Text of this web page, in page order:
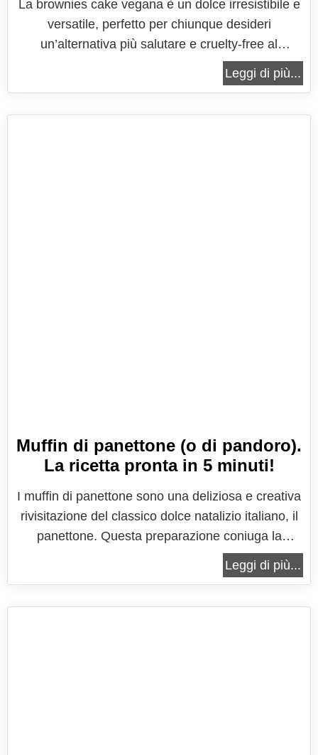
La brownies cake vegana è un dolce irresistibile e
versatile, perfetto per chiunque desideri
un’alternativa più salutare e cruelty-free al
tradizionale brownie, senza compromettere gusto
e consistenza. Questo dessert è caratterizzato
Leggi di più...
Muffin di panettone (o di pandoro).
La ricetta pronta in 5 minuti!
I muffin di panettone sono una deliziosa e creativa
rivisitazione del classico dolce natalizio italiano, il
panettone. Questa preparazione coniuga la
tradizione e l'innovazione in una ricetta versatile,
perfetta per utilizzare il panettone in maniera
Leggi di più...